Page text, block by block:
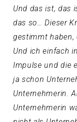
Und das ist, das
das so… Dieser
gestimmt haben,
Und ich einfach
Impulse und die
ja schon
Unternehmerin.
Unternehmerin